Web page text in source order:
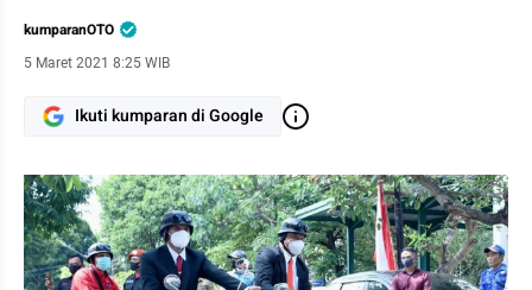
kumparanOTO
5 Maret 2021 8:25 WIB
Ikuti kumparan di Google